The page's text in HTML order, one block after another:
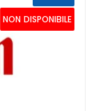
NON DISPONIBILE